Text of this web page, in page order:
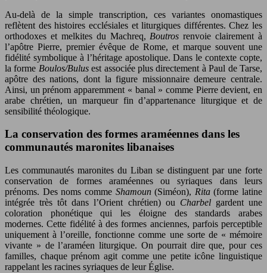
Au-delà de la simple transcription, ces variantes onomastiques
reflètent des histoires ecclésiales et liturgiques différentes. Chez les
orthodoxes et melkites du Machreq, Boutros renvoie clairement à
l’apôtre Pierre, premier évêque de Rome, et marque souvent une
fidélité symbolique à l’héritage apostolique. Dans le contexte copte,
la forme Boulos/Bulusest associée plus directement à Paul de Tarse,
apôtre des nations, dont la figure missionnaire demeure centrale.
Ainsi, un prénom apparemment « banal » comme Pierre devient, en
arabe chrétien, un marqueur fin d’appartenance liturgique et de
sensibilité théologique.
La conservation des formes araméennes dans les
communautés maronites libanaises
Les communautés maronites du Liban se distinguent par une forte
conservation de formes araméennes ou syriaques dans leurs
prénoms. Des noms comme Shamoun(Siméon), Rita(forme latine
intégrée très tôt dans l’Orient chrétien) ou Charbelgardent une
coloration phonétique qui les éloigne des standards arabes
modernes. Cette fidélité à des formes anciennes, parfois perceptible
uniquement à l’oreille, fonctionne comme une sorte de « mémoire
vivante » de l’araméen liturgique. On pourrait dire que, pour ces
familles, chaque prénom agit comme une petite icône linguistique
rappelant les racines syriaques de leur Église.